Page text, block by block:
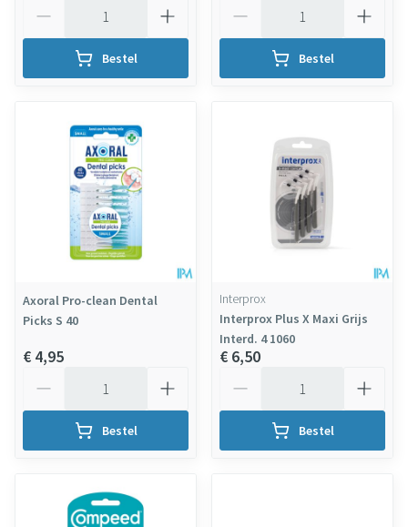
Bestel Bestel
Axoral Pro-clean Dental
Picks S 40
€ 4,95
Bestel
Interprox
Interprox Plus X Maxi Grijs
Interd. 4 1060
€ 6,50
Bestel